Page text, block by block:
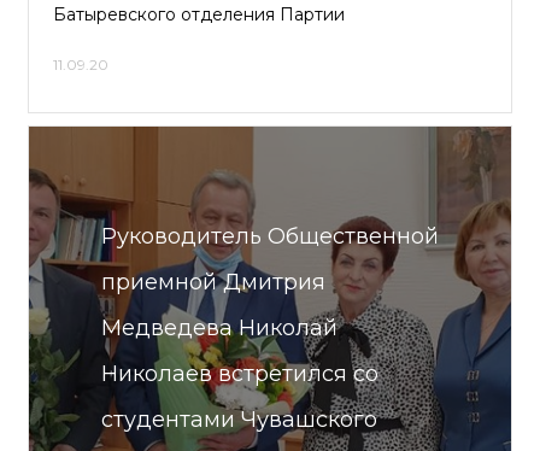
Батыревского отделения Партии
11.09.20
Руководитель Общественной
приемной Дмитрия
Медведева Николай
Николаев встретился со
студентами Чувашского